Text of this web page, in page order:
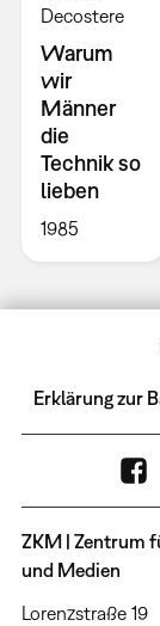
Decostere
Warum
wir
Männer
die
Technik so
lieben
1985
Erklärung zur
ZKM | Zentrum
und Medien
Lorenzstraße 19